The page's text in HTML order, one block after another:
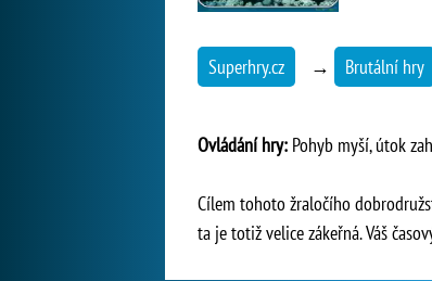
Superhry.cz → Brutální hry
Ovládání hry: Pohyb myší, útok
Cílem tohoto žraločího
ta je totiž velice zákeřná. Váš